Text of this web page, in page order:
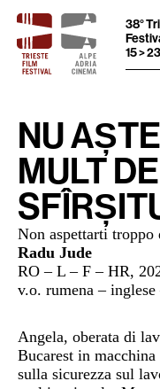
38°
15 >
NU
MULT
Non aspettarti
Radu Jude
RO – L – F – HR,
v.o. rumena – inglese
Angela, oberata di
Bucarest in
sulla sicurezza sul